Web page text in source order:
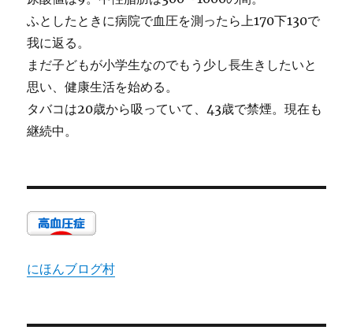
ふとしたときに病院で血圧を測ったら上170下130で
我に返る。
まだ子どもが小学生なのでもう少し長生きしたいと
思い、健康生活を始める。
タバコは20歳から吸っていて、43歳で禁煙。現在も
継続中。
にほんブログ村